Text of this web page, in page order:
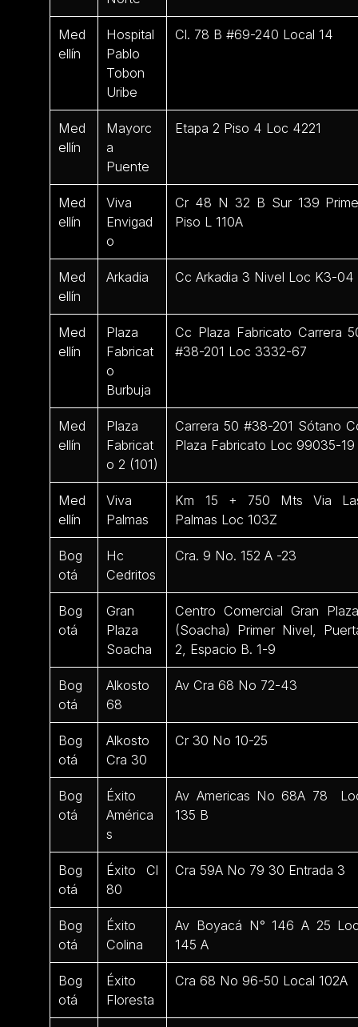
Med
ellín
Hospital
Pablo
Tobon
Uribe
Cl. 78 B #69-240 Local 14
Med
ellín
Mayorc
a
Puente
Etapa 2 Piso 4 Loc 4221
Med
ellín
Viva
Envigad
o
Cr 48 N 32 B Sur 139
Piso L 110A
Med
ellín
Arkadia Cc Arkadia 3 Nivel Loc K3-04
Med
ellín
Plaza
Fabricat
o
Burbuja
Cc Plaza Fabricato Carrera
#38-201 Loc 3332-67
Med
ellín
Plaza
Fabricat
o 2 (101)
Carrera 50 #38-201 Sótano
Plaza Fabricato Loc 99035-19
Med
ellín
Viva
Palmas
Km 15 + 750 Mts Via
Palmas Loc 103Z
Bog
otá
Hc
Cedritos
Cra. 9 No. 152 A -23
Bog
otá
Gran
Plaza
Soacha
Centro Comercial Gran
(Soacha) Primer Nivel,
2, Espacio B. 1-9
Bog
otá
Alkosto
68
Av Cra 68 No 72-43
Bog
otá
Alkosto
Cra 30
Cr 30 No 10-25
Bog
otá
Éxito
América
s
Av Americas No 68A 78
135 B
Bog
otá
Éxito Cl
80
Cra 59A No 79 30 Entrada 3
Bog
otá
Éxito
Colina
Av Boyacá N° 146 A 25
145 A
Bog
otá
Éxito
Floresta
Cra 68 No 96-50 Local 102A